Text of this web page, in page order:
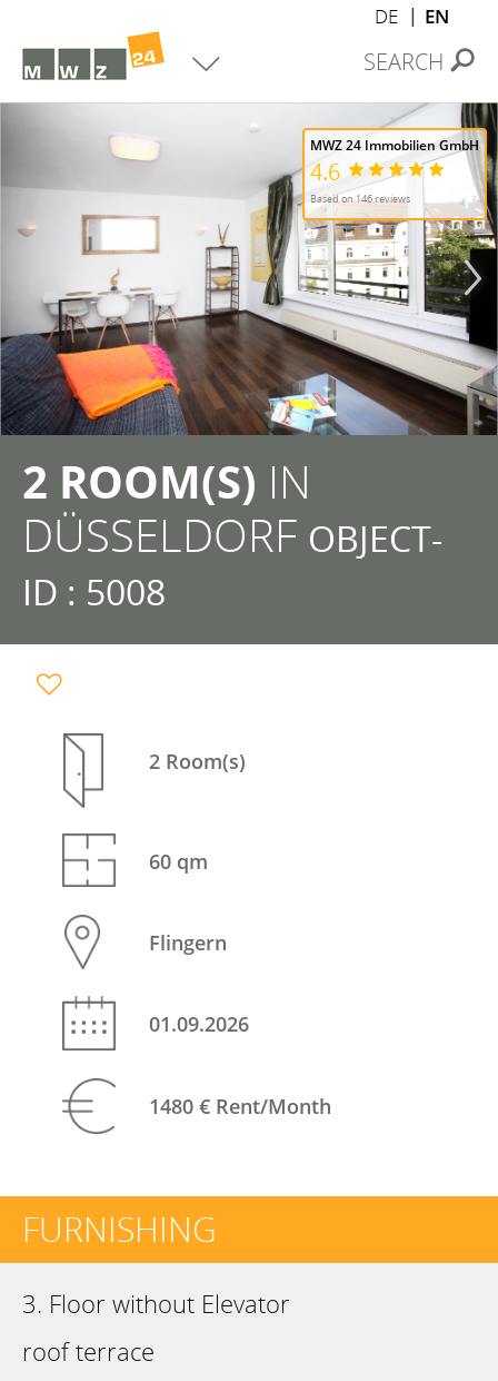
SEARCH
DE EN
MWZ 24 Immobilien GmbH
4.6
Based on 146 reviews
2 ROOM(S) IN
DÜSSELDORF OBJECT-
ID : 5008
2 Room(s)
60 qm
Flingern
01.09.2026
1480 € Rent/Month
FURNISHING
3. Floor without Elevator
roof terrace